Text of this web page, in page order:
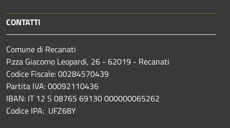
CONTATTI
Comune di Recanati
P.zza Giacomo Leopardi, 26 - 62019 - Recanati
Codice Fiscale: 00284570439
Partita IVA: 00092110436
IBAN: IT 12 S 08765 69130 000000065262
Codice IPA: UFZ68Y